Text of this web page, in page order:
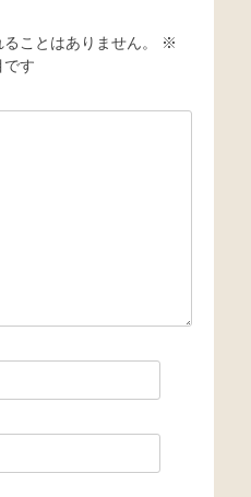
ことはありません。
※
す